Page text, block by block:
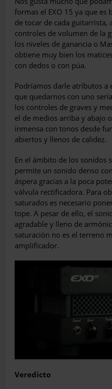
formas el EXO 15 ya que es
de tocar de cada guitarrista,
controles de volumen de la
los niveles de ganancia o
obtiene muy bien los
con dedos o con púa.
Podríamos darle atributos a
que quedarnos con uno
los controles de graves y
el de medios arriba y abajo
inmensa con tonos desde
abiertos y llenos de calidez.
En el ámbito de los sonidos
permite un sonido denso
áspera gracias a la poca
válvula rectificadora. Para
saturados es necesario
tope. A pesar de ello, el
agradable y lleno de
saturación no es el terreno
amplificador.
Veredicto